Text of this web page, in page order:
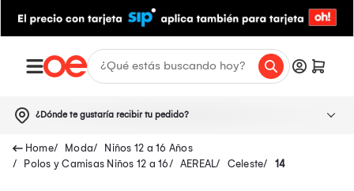
¿Dónde te gustaría recibir tu pedido?
Moda
Niños 12 a 16 Años
Polos y Camisas Niños 12 a 16
AEREAL Celeste 14